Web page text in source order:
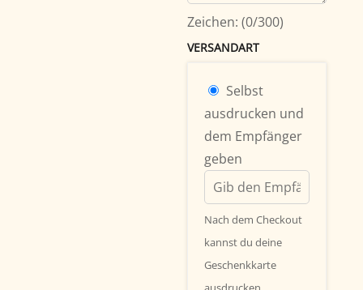
Zeichen: (0/300)
VERSANDART
Selbst
ausdrucken und
dem Empfänger
geben
Nach dem Checkout
kannst du deine
Geschenkkarte